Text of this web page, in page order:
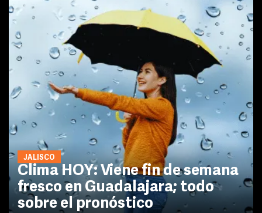
JALISCO
Clima HOY: Viene fin de semana
fresco en Guadalajara; todo
sobre el pronóstico